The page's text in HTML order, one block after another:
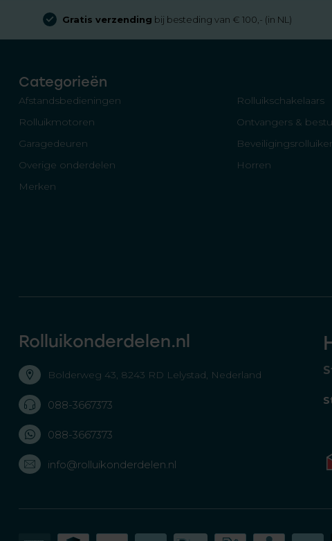
Gratis verzending bij besteding van € 100,- (in NL)
Categorieën
Afstandsbedieningen
Rolluikschakelaars
Rolluikmotoren
Ontvangers &
Garagedeuren
Overige onderdelen
Horren
Merken
Rolluikonderdelen.nl
Bolderweg 43, 8243 RD Lelystad, Nederland
088-3667373
088-3667373
info@rolluikonderdelen.nl